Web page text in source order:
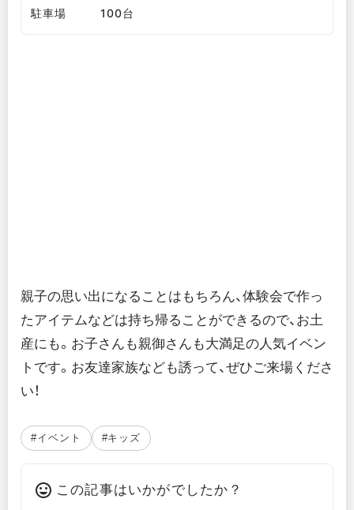
駐車場 100台
親子の思い出になることはもちろん、体験会で作っ
たアイテムなどは持ち帰ることができるので、お土
産にも。お子さんも親御さんも大満足の人気イベン
トです。お友達家族なども誘って、ぜひご来場くださ
い！
#イベント #キッズ
この記事はいかがでしたか？